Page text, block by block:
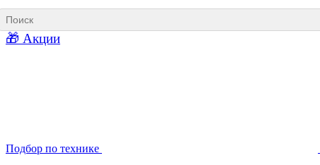
Ковши для фронтальных погрузчиков
🎁 Акции
Подбор по технике